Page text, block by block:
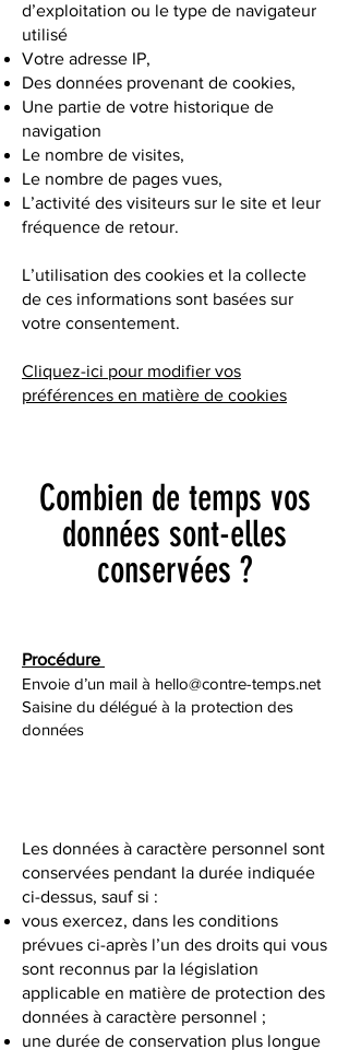
d’exploitation ou le type de navigateur
utilisé
Votre adresse IP,
Des données provenant de cookies,
Une partie de votre historique de
navigation
Le nombre de visites,
Le nombre de pages vues,
L’activité des visiteurs sur le site et leur
fréquence de retour.
L’utilisation des cookies et la collecte
de ces informations sont basées sur
votre consentement.
Cliquez-ici pour modifier vos
préférences en matière de cookies
Combien de temps vos
données sont-elles
conservées ?
Procédure
Envoie d’un mail à hello@contre-temps.net
Saisine du délégué à la protection des
données
Les données à caractère personnel sont
conservées pendant la durée indiquée
ci-dessus, sauf si :
vous exercez, dans les conditions
prévues ci-après l’un des droits qui vous
sont reconnus par la législation
applicable en matière de protection des
données à caractère personnel ;
une durée de conservation plus longue